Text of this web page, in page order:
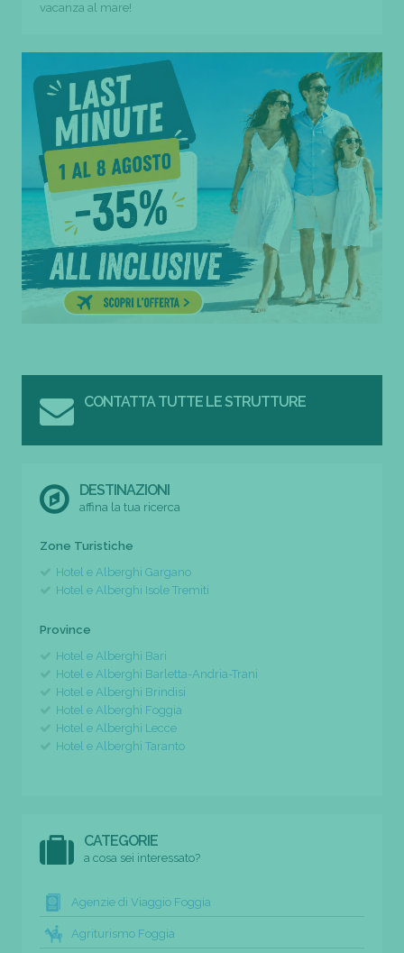
vacanza al mare!
CONTATTA TUTTE LE STRUTTURE
DESTINAZIONI
affina la tua ricerca
Zone Turistiche
Hotel e Alberghi Gargano
Hotel e Alberghi Isole Tremiti
Province
Hotel e Alberghi Bari
Hotel e Alberghi Barletta-Andria-Trani
Hotel e Alberghi Brindisi
Hotel e Alberghi Foggia
Hotel e Alberghi Lecce
Hotel e Alberghi Taranto
CATEGORIE
a cosa sei interessato?
Agenzie di Viaggio Foggia
Agriturismo Foggia